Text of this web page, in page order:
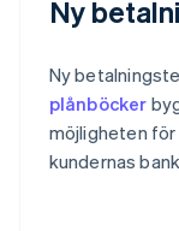
Ny
Ny
plånböcker
möjligheten
kundernas